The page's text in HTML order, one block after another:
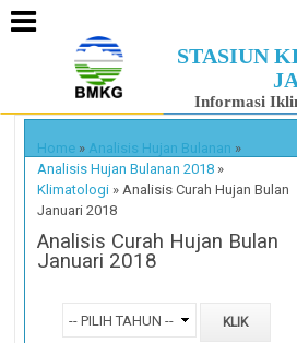
STASIUN
Informasi
Home » Analisis Hujan Bulanan »
Analisis Hujan Bulanan 2018 »
Klimatologi » Analisis Curah Hujan Bulan
Januari 2018
Analisis Curah Hujan Bulan
Januari 2018